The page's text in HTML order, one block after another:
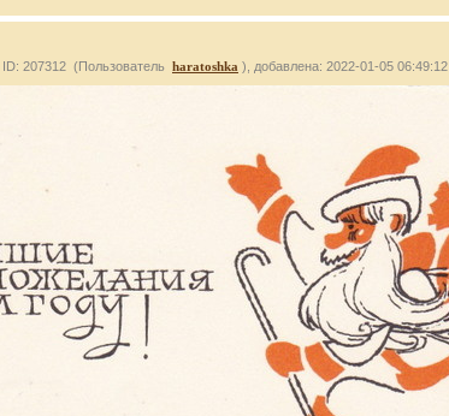
ID: 207312 (Пользователь haratoshka ), добавлена: 2022-01-05 06:49:12